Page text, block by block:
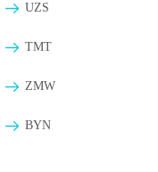
UZS
TMT
ZMW
BYN